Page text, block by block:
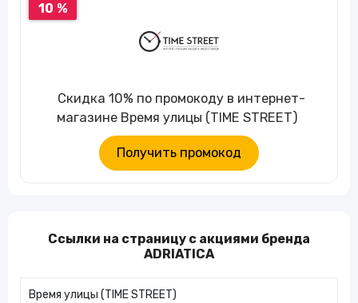
10 %
Скидка 10% по промокоду в интернет-
магазине Время улицы (TIME STREET)
Получить промокод
Ссылки на страницу с акциями бренда
ADRIATICA
Время улицы (TIME STREET)